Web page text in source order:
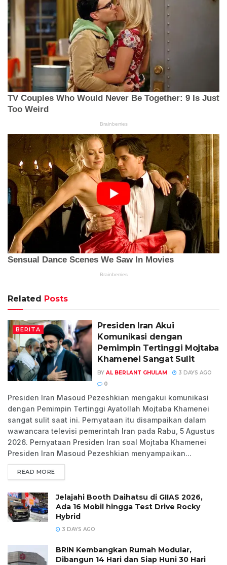
Related Posts
BERITA
Presiden Iran Akui
Komunikasi dengan
Pemimpin Tertinggi Mojtaba
Khamenei Sangat Sulit
BY AL BERLANT GHULAM
3 DAYS AGO
0
Presiden Iran Masoud Pezeshkian mengakui komunikasi
dengan Pemimpin Tertinggi Ayatollah Mojtaba Khamenei
sangat sulit saat ini. Pernyataan itu disampaikan dalam
wawancara televisi pemerintah Iran pada Rabu, 5 Agustus
2026. Pernyataan Presiden Iran soal Mojtaba Khamenei
Presiden Iran Masoud Pezeshkian menyampaikan...
READ MORE
Jelajahi Booth Daihatsu di GIIAS 2026,
Ada 16 Mobil hingga Test Drive Rocky
Hybrid
3 DAYS AGO
BRIN Kembangkan Rumah Modular,
Dibangun 14 Hari dan Siap Huni 30 Hari